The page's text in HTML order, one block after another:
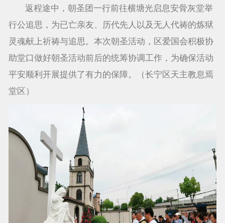
返程途中，朝圣团一行前往横塘光启息安骨灰堂举
行公追思，为已亡亲友、历代先人以及无人代祷的炼狱
灵魂献上祈祷与追思。本次朝圣活动，区爱国会积极协
助堂口做好朝圣活动前后的统筹协调工作，为确保活动
平安顺利开展提供了有力的保障。（长宁区天主教息焉
堂区）